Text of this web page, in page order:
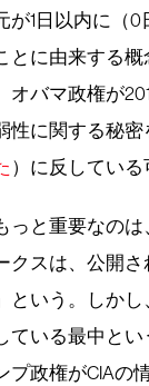
が1日以内に（
とに由来する
オバマ政権が
性に関する秘
）に反している
っと重要なの
クスは、公開
という。しか
ている最中と
プ政権がCIAの